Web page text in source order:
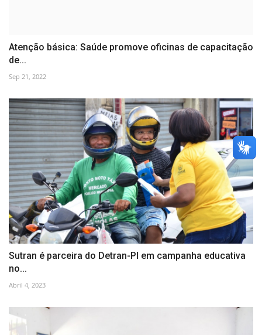
Atenção básica: Saúde promove oficinas de capacitação
de...
Sep 21, 2022
Sutran é parceira do Detran-PI em campanha educativa
no...
Abril 4, 2023